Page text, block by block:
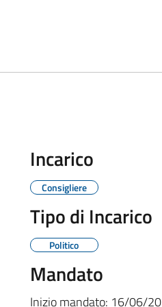
Incarico
Consigliere
Tipo di Incarico
Politico
Mandato
Inizio mandato: 16/06/